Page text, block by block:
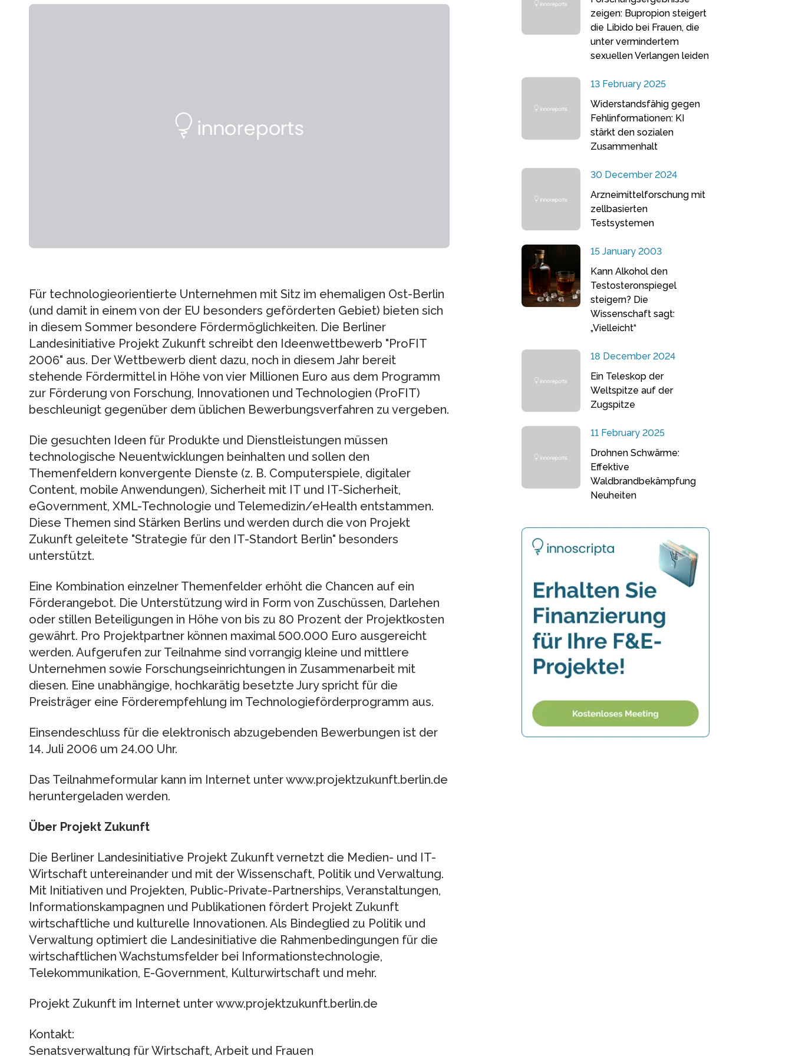
Für technologieorientierte Unternehmen mit Sitz im ehemaligen Ost-Berlin
(und damit in einem von der EU besonders geförderten Gebiet) bieten sich
in diesem Sommer besondere Fördermöglichkeiten. Die Berliner
Landesinitiative Projekt Zukunft schreibt den Ideenwettbewerb "ProFIT
2006" aus. Der Wettbewerb dient dazu, noch in diesem Jahr bereit
stehende Fördermittel in Höhe von vier Millionen Euro aus dem Programm
zur Förderung von Forschung, Innovationen und Technologien (ProFIT)
beschleunigt gegenüber dem üblichen Bewerbungsverfahren zu vergeben.
Die gesuchten Ideen für Produkte und Dienstleistungen müssen
technologische Neuentwicklungen beinhalten und sollen den
Themenfeldern konvergente Dienste (z. B. Computerspiele, digitaler
Content, mobile Anwendungen), Sicherheit mit IT und IT-Sicherheit,
eGovernment, XML-Technologie und Telemedizin/eHealth entstammen.
Diese Themen sind Stärken Berlins und werden durch die von Projekt
Zukunft geleitete "Strategie für den IT-Standort Berlin" besonders
unterstützt.
Eine Kombination einzelner Themenfelder erhöht die Chancen auf ein
Förderangebot. Die Unterstützung wird in Form von Zuschüssen, Darlehen
oder stillen Beteiligungen in Höhe von bis zu 80 Prozent der Projektkosten
gewährt. Pro Projektpartner können maximal 500.000 Euro ausgereicht
werden. Aufgerufen zur Teilnahme sind vorrangig kleine und mittlere
Unternehmen sowie Forschungseinrichtungen in Zusammenarbeit mit
diesen. Eine unabhängige, hochkarätig besetzte Jury spricht für die
Preisträger eine Förderempfehlung im Technologieförderprogramm aus.
Einsendeschluss für die elektronisch abzugebenden Bewerbungen ist der
14. Juli 2006 um 24.00 Uhr.
Das Teilnahmeformular kann im Internet unter www.projektzukunft.berlin.de
heruntergeladen werden.
Über Projekt Zukunft
Die Berliner Landesinitiative Projekt Zukunft vernetzt die Medien- und IT-
Wirtschaft untereinander und mit der Wissenschaft, Politik und Verwaltung.
Mit Initiativen und Projekten, Public-Private-Partnerships, Veranstaltungen,
Informationskampagnen und Publikationen fördert Projekt Zukunft
wirtschaftliche und kulturelle Innovationen. Als Bindeglied zu Politik und
Verwaltung optimiert die Landesinitiative die Rahmenbedingungen für die
wirtschaftlichen Wachstumsfelder bei Informationstechnologie,
Telekommunikation, E-Government, Kulturwirtschaft und mehr.
Projekt Zukunft im Internet unter www.projektzukunft.berlin.de
Kontakt:
Senatsverwaltung für Wirtschaft, Arbeit und Frauen
zeigen: Bupropion steigert
die Libido bei Frauen, die
unter vermindertem
sexuellen Verlangen leiden
13 February 2025
Widerstandsfähig gegen
Fehlinformationen: KI
stärkt den sozialen
Zusammenhalt
30 December 2024
Arzneimittelforschung mit
zellbasierten
Testsystemen
15 January 2003
Kann Alkohol den
Testosteronspiegel
steigern? Die
Wissenschaft sagt:
„Vielleicht“
18 December 2024
Ein Teleskop der
Weltspitze auf der
Zugspitze
11 February 2025
Drohnen Schwärme:
Effektive
Waldbrandbekämpfung
Neuheiten